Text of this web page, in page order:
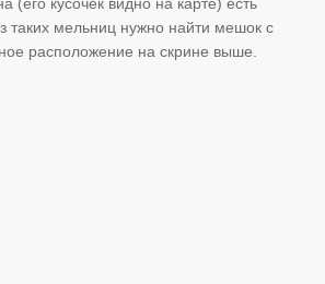
таких мельниц нужно найти мешок с
расположение на скрине выше.